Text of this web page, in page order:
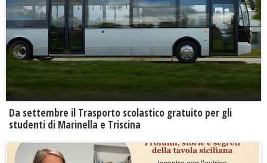
Da settembre il Trasporto scolastico gratuito per gli
studenti di Marinella e Triscina